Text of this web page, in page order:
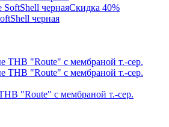
Скидка 40%
черная
"Route" с мембраной т.-сер.